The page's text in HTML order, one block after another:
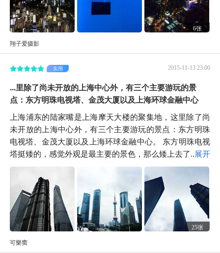
6张
翔子爱摄影
2015-11-13 23:00
实用
...里除了尚未开放的上海中心外，有三个主要游玩的景
点：东方明珠电视塔、金茂大厦以及上海环球金融中心
上海浦东的陆家嘴是上海摩天大楼的聚集地，这里除了尚
未开放的上海中心外，有三个主要游玩的景点：东方明珠
电视塔、金茂大厦以及上海环球金融中心。 东方明珠电视
塔挺矮的，感觉外观是最主要的景色，那么矮上去了...展开
25张
可樂窦